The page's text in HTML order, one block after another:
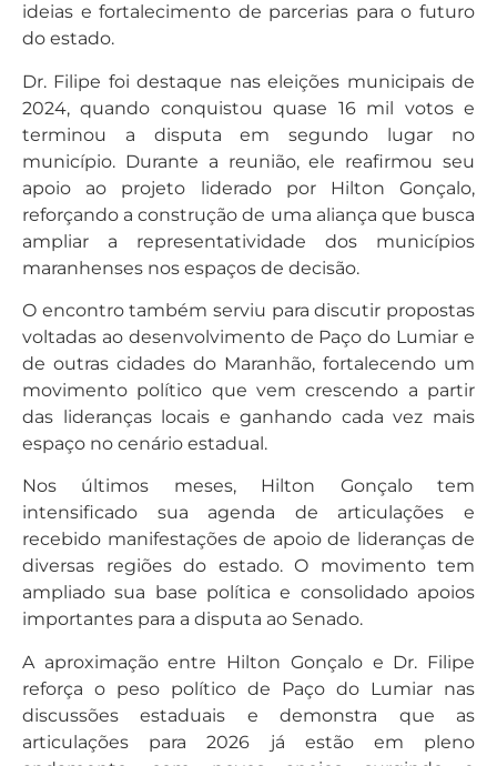
ideias e fortalecimento de parcerias para o futuro
do estado.
Dr. Filipe foi destaque nas eleições municipais de
2024, quando conquistou quase 16 mil votos e
terminou a disputa em segundo lugar no
município. Durante a reunião, ele reafirmou seu
apoio ao projeto liderado por Hilton Gonçalo,
reforçando a construção de uma aliança que busca
ampliar a representatividade dos municípios
maranhenses nos espaços de decisão.
O encontro também serviu para discutir propostas
voltadas ao desenvolvimento de Paço do Lumiar e
de outras cidades do Maranhão, fortalecendo um
movimento político que vem crescendo a partir
das lideranças locais e ganhando cada vez mais
espaço no cenário estadual.
Nos últimos meses, Hilton Gonçalo tem
intensificado sua agenda de articulações e
recebido manifestações de apoio de lideranças de
diversas regiões do estado. O movimento tem
ampliado sua base política e consolidado apoios
importantes para a disputa ao Senado.
A aproximação entre Hilton Gonçalo e Dr. Filipe
reforça o peso político de Paço do Lumiar nas
discussões estaduais e demonstra que as
articulações para 2026 já estão em pleno